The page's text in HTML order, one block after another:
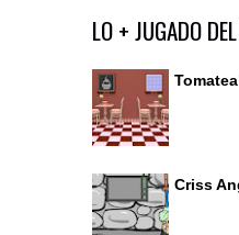
Ir al editor de
LO + JUGADO
Criss